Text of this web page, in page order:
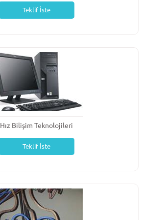
Teklif İste
Hız Bilişim Teknolojileri
Teklif İste